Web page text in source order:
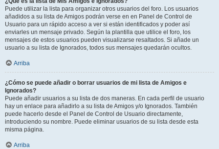
Puede utilizar la lista para organizar otros usuarios del foro. Los usuarios
añadidos a su lista de Amigos podrán verse en en Panel de Control de
Usuario para un rápido acceso a ver si están identificados y poder así
enviarles un mensaje privado. Según la plantilla que utilice el foro, los
mensajes de estos usuarios pueden visualizarse resaltados. Si añade un
usuario a su lista de Ignorados, todos sus mensajes quedarán ocultos.
Arriba
¿Cómo se puede añadir o borrar usuarios de mi lista de Amigos e
Ignorados?
Puede añadir usuarios a su lista de dos maneras. En cada perfil de usuario
hay un enlace para añadirlo a su lista de Amigos y/o Ignorados. También
puede hacerlo desde el Panel de Control de Usuario directamente,
introduciendo su nombre. Puede eliminar usuarios de su lista desde esta
misma página.
Arriba